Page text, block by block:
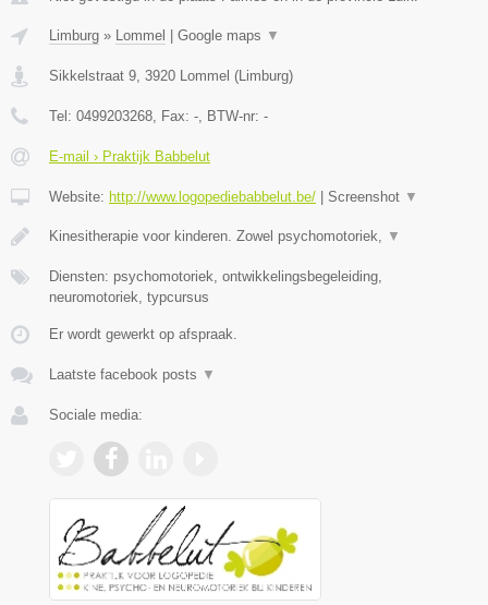
Limburg » Lommel | Google maps ▼
Sikkelstraat 9 3920 Lommel (Limburg)
Tel: 0499203268 , Fax: - , BTW-nr: -
E-mail › Praktijk Babbelut
Website: http://www.logopediebabbelut.be/ | Screenshot ▼
Kinesitherapie voor kinderen. Zowel psychomotoriek, ▼
Diensten: psychomotoriek, ontwikkelingsbegeleiding,
neuromotoriek, typcursus
Er wordt gewerkt op afspraak.
Laatste facebook posts ▼
Sociale media: